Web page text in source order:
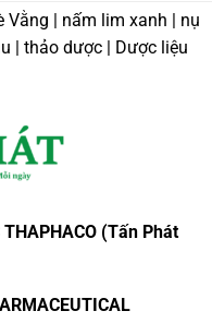
Vằng | nấm lim xanh | nụ
| thảo dược | Dược liệu
THAPHACO (Tấn Phát